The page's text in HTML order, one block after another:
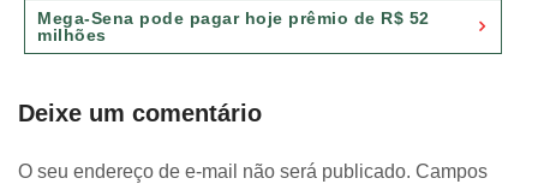
Post
Mega-Sena pode pagar hoje prêmio de R$ 52
milhões
Deixe um comentário
O seu endereço de e-mail não será publicado. Campos